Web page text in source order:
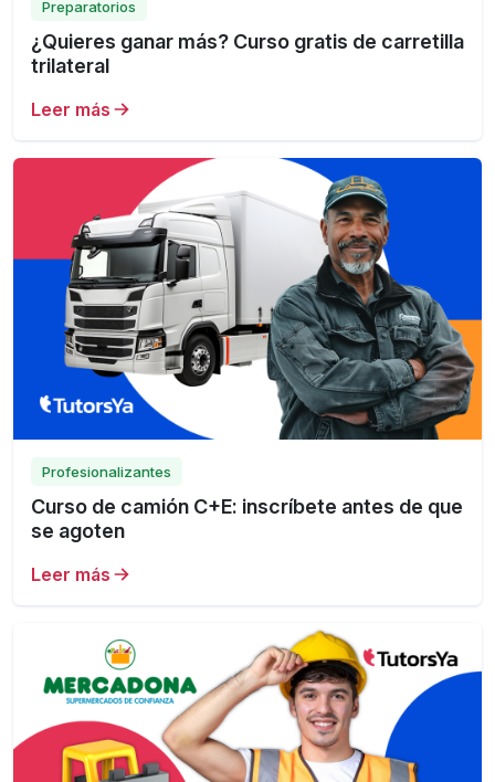
Preparatorios
¿Quieres ganar más? Curso gratis de carretilla
trilateral
Leer más
Profesionalizantes
Curso de camión C+E: inscríbete antes de que
se agoten
Leer más